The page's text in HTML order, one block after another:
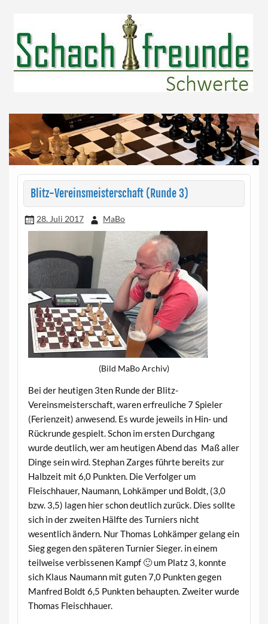
Blitz-Vereinsmeisterschaft (Runde 3)
28. Juli 2017 MaBo
(Bild MaBo Archiv)
Bei der heutigen 3ten Runde der Blitz-
Vereinsmeisterschaft, waren erfreuliche 7 Spieler
(Ferienzeit) anwesend. Es wurde jeweils in Hin- und
Rückrunde gespielt. Schon im ersten Durchgang
wurde deutlich, wer am heutigen Abend das Maß aller
Dinge sein wird. Stephan Zarges führte bereits zur
Halbzeit mit 6,0 Punkten. Die Verfolger um
Fleischhauer, Naumann, Lohkämper und Boldt, (3,0
bzw. 3,5) lagen hier schon deutlich zurück. Dies sollte
sich in der zweiten Hälfte des Turniers nicht
wesentlich ändern. Nur Thomas Lohkämper gelang ein
Sieg gegen den späteren Turnier Sieger. in einem
teilweise verbissenen Kampf 🙂 um Platz 3, konnte
sich Klaus Naumann mit guten 7,0 Punkten gegen
Manfred Boldt 6,5 Punkten behaupten. Zweiter wurde
Thomas Fleischhauer.